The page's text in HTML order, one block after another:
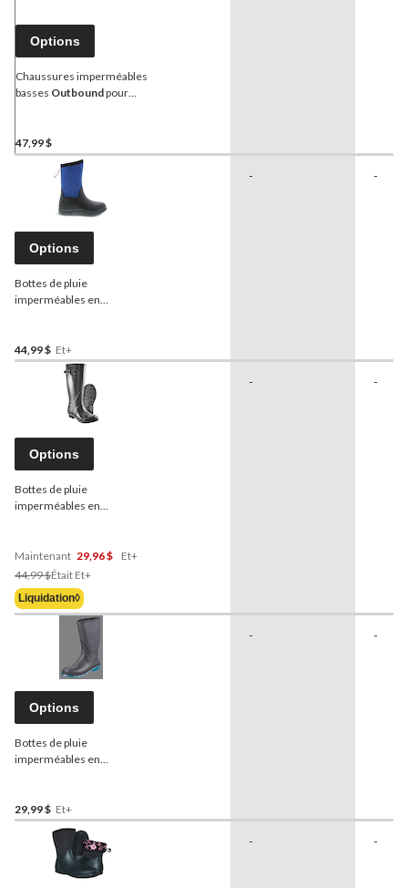
Options
Chaussures imperméables
basses Outboundpour
d'usure durable, noir/beige
47,99 $
Options
Bottes de pluie
imperméables en
intérieure rembourrée
44,99 $ Et+
- -
Options
Bottes de pluie
imperméables en
d'usure durable, noir
Maintenant 29,96 $
Et+
44,99 $Était Et+Prix
À
De
44,99 $
Liquidation◊
- -
Options
Bottes de pluie
imperméables en
29,99 $ Et+
- -
- -